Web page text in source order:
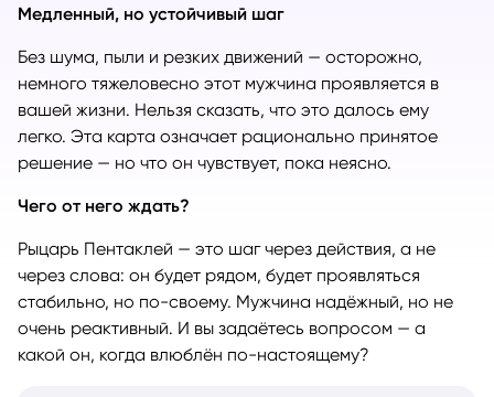
Медленный, но устойчивый шаг
Без шума, пыли и резких движений — осторожно,
немного тяжеловесно этот мужчина проявляется в
вашей жизни. Нельзя сказать, что это далось ему
легко. Эта карта означает рационально принятое
решение — но что он чувствует, пока неясно.
Чего от него ждать?
Рыцарь Пентаклей — это шаг через действия, а не
через слова: он будет рядом, будет проявляться
стабильно, но по-своему. Мужчина надёжный, но не
очень реактивный. И вы задаётесь вопросом — а
какой он, когда влюблён по-настоящему?